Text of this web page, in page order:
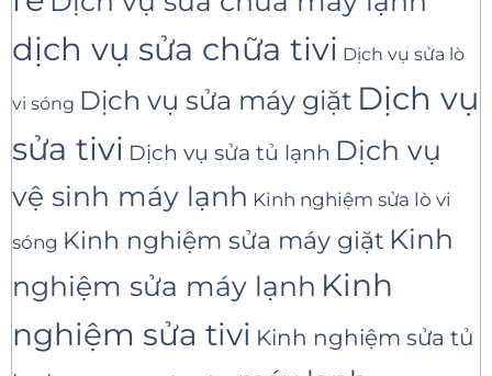
dịch vụ sửa chữa tivi Dịch vụ sửa lò
vi sóng Dịch vụ sửa máy giặt Dịch vụ
sửa tivi Dịch vụ sửa tủ lạnh Dịch vụ
vệ sinh máy lạnh Kinh nghiệm sửa lò vi
sóng Kinh nghiệm sửa máy giặt Kinh
nghiệm sửa máy lạnh Kinh
nghiệm sửa tivi Kinh nghiệm sửa tủ